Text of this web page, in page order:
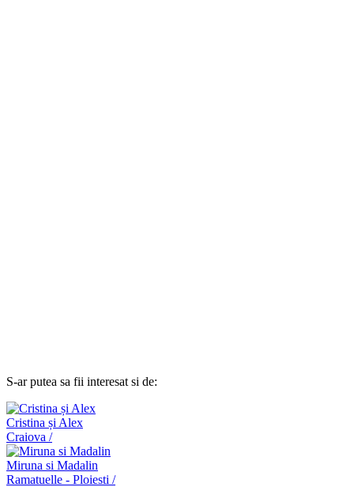
S-ar putea sa fii interesat si de:
Cristina și Alex
Craiova /
Miruna si Madalin
Ramatuelle - Ploiesti /